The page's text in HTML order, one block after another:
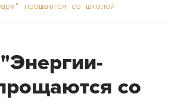
прощаются со школой
со